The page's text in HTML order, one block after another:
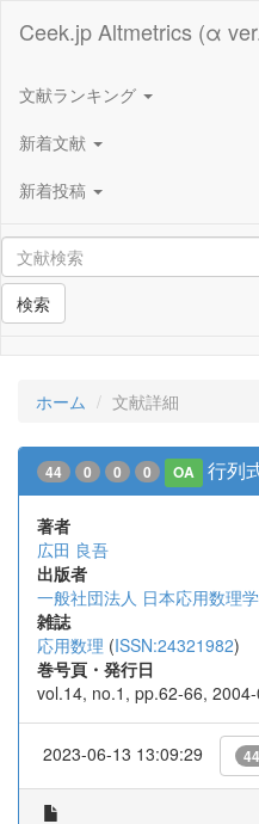
Ceek.jp Altmetrics (α
文献ランキング
新着文献
新着投稿
検索
ホーム 文献詳細
44 0 0 0 OA 行列
著者
広田 良吾
出版者
一般社団法人 日本応用数理
雑誌
応用数理 (ISSN:24321982)
巻号頁・発行日
vol.14, no.1, pp.62-66,
2023-06-13 13:09:29